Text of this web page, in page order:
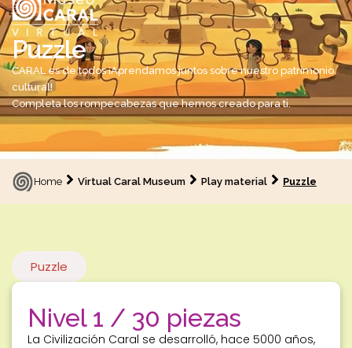
Puzzle
CARAL es de todos ¡Aprendamos juntos sobre nuestro patrimonio
cultural!
Completa los rompecabezas que hemos creado para ti.
Home Virtual Caral Museum Play material Puzzle
Puzzle
Nivel 1 / 30 piezas
La Civilización Caral se desarrolló, hace 5000 años,